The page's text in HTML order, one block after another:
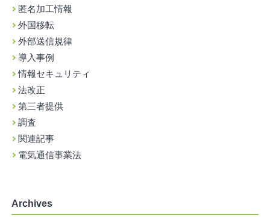
匿名加工情報
外国移転
外部送信規律
導入事例
情報セキュリティ
法改正
第三者提供
調査
関連記事
電気通信事業法
Archives